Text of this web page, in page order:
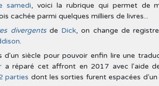
samedi, voici la rubrique qui permet de
cachée parmi quelques milliers de livres...
divergentsde Dick, on change de
.
d'un siècle pour pouvoir enfin lire une
a réparé cet affront en 2017 avec l'aide
parties dont les sorties furent espacées